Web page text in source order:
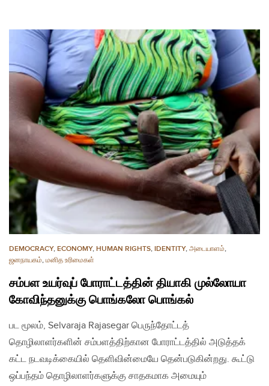
DEMOCRACY, ECONOMY, HUMAN RIGHTS, IDENTITY, அடையாளம்,
ஜனநாயகம், மனித உரிமைகள்
சம்பள உயர்வுப் போராட்டத்தின் தியாகி முல்லோயா
கோவிந்தனுக்கு பொங்கலோ பொங்கல்
பட மூலம், Selvaraja Rajasegar பெருந்தோட்டத்
தொழிலாளர்களின் சம்பளத்திற்கான போராட்டத்தில் அடுத்தக்
கட்ட நடவடிக்கையில் தெளிவின்மையே தென்படுகின்றது. கூட்டு
ஒப்பந்தம் தொழிலாளர்களுக்கு சாதகமாக அமையும்